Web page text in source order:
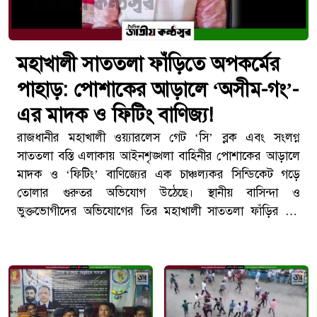
মহাখালী সাততলা ফাঁড়িতে অপকর্মের
পাহাড়: পোশাকের আড়ালে ‘অসীম-গং’-
এর মাদক ও ফিটিং বাণিজ্য!
​রাজধানীর মহাখালী ওয়্যারলেস গেট ‘সি’ ব্লক এবং সংলগ্ন
সাততলা বস্তি এলাকায় আইনশৃঙ্খলা বাহিনীর পোশাকের আড়ালে
মাদক ও ‘ফিটিং’ বাণিজ্যের এক চাঞ্চল্যকর সিন্ডিকেট গড়ে
তোলার গুরুতর অভিযোগ উঠেছে। স্থানীয় বাসিন্দা ও
ভুক্তভোগীদের অভিযোগের তির মহাখালী সাততলা ফাঁড়ির বিট
পুরো এলাকার সাধারণ মানুষ এখন চরম জিম্মি ও আতঙ্কের মধ্যে
দিন কাটাচ্ছে।​অনুসন্ধানে উঠে এসেছে অসীম-গংয়ের নানা অপরাধ
সাম্রাজ্যের চিত্র:​পকেট সোর্স শাকিল দিয়ে মাদক নিয়ন্ত্রণ: